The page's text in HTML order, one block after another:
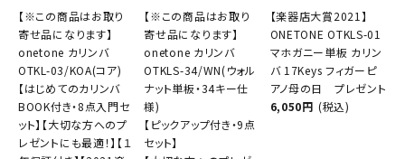
【※この商品はお取り
寄せ品になります】
onetone カリンバ
OTKL-03/KOA(コア)
【はじめてのカリンバ
BOOK付き・8点入門セ
ット】【大切な方へのプ
レゼントにも最適！】【１
【※この商品はお取り
寄せ品になります】
onetone カリンバ
OTKLS-34/WN(ウォル
ナット単板・34キー仕
様)
【ピックアップ付き・9点
セット】
【楽器店大賞2021】
ONETONE OTKLS-01
マホガニー単板 カリン
バ 17Keys フィガーピ
アノ母の日 プレゼント
6,050円 (税込)